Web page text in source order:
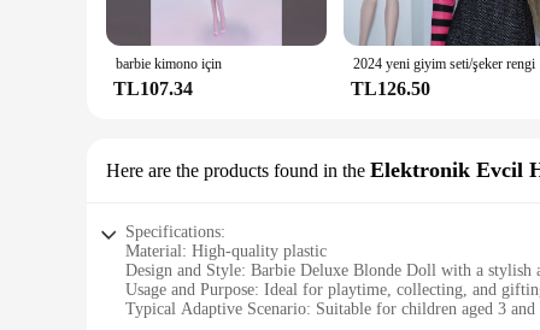
barbie kimono için
TL107.34 TL126.50
Here are the products found in the Elektronik Evcil
Specifications:
Material: High-quality plastic
Design and Style: Barbie Deluxe Blonde Doll with a stylish
Usage and Purpose: Ideal for playtime, collecting, and
Typical Adaptive Scenario: Suitable for children aged 3 and